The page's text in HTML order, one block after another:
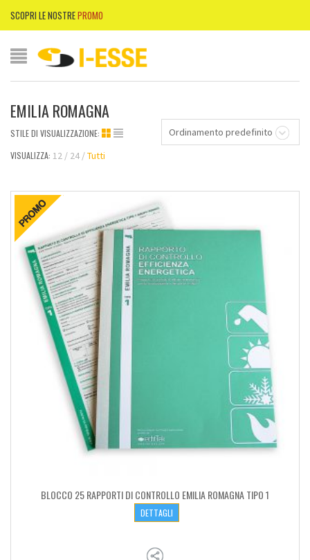
SCOPRI LE NOSTREPROMO
EMILIA ROMAGNA
Ordinamento predefinito
STILE DI VISUALIZZAZIONE:
VISUALIZZA: 12 24 Tutti
BLOCCO 25 RAPPORTI DI CONTROLLO EMILIA ROMAGNA TIPO 1
DETTAGLI